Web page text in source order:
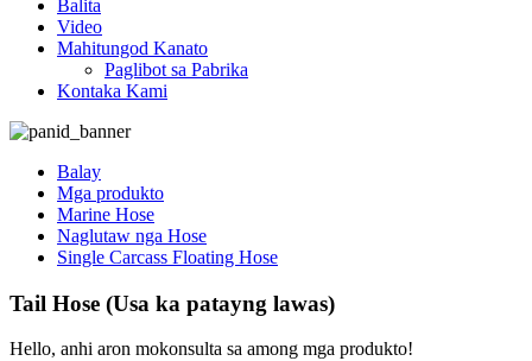
Balita
Video
Mahitungod Kanato
Paglibot sa Pabrika
Kontaka Kami
Balay
Mga produkto
Marine Hose
Naglutaw nga Hose
Single Carcass Floating Hose
Tail Hose (Usa ka patayng lawas)
Hello, anhi aron mokonsulta sa among mga produkto!